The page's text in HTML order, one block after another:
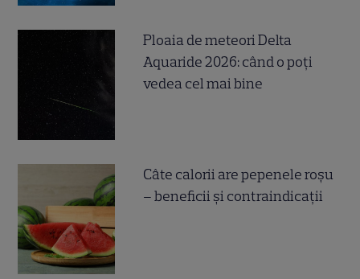
Ploaia de meteori Delta
Aquaride 2026: când o poți
vedea cel mai bine
Câte calorii are pepenele roșu
– beneficii și contraindicații